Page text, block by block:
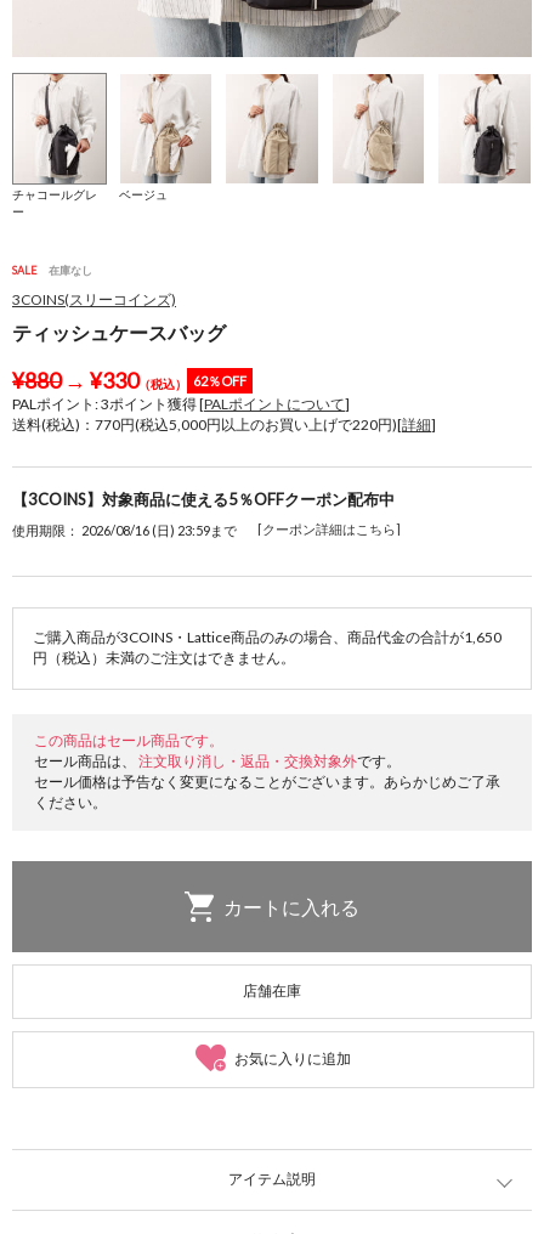
チャコールグレ
ー
ベージュ
SALE 在庫なし
3COINS(スリーコインズ)
ティッシュケースバッグ
¥880→ ¥330（税込） 62％OFF
PALポイント:3ポイント獲得 [PALポイントについて]
送料(税込)：770円(税込5,000円以上のお買い上げで220円)[詳細]
【3COINS】対象商品に使える5％OFFクーポン配布中
使用期限： 2026/08/16 (日) 23:59まで [クーポン詳細はこちら]
ご購入商品が3COINS・Lattice商品のみの場合、商品代金の合計が1,650
円（税込）未満のご注文はできません。
この商品はセール商品です。
セール商品は、 注文取り消し・返品・交換対象外です。
セール価格は予告なく変更になることがございます。あらかじめご了承
ください。
店舗在庫
お気に入りに追加
アイテム説明